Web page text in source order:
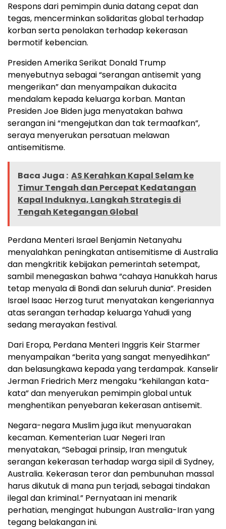
Respons dari pemimpin dunia datang cepat dan
tegas, mencerminkan solidaritas global terhadap
korban serta penolakan terhadap kekerasan
bermotif kebencian.
Presiden Amerika Serikat Donald Trump
menyebutnya sebagai “serangan antisemit yang
mengerikan” dan menyampaikan dukacita
mendalam kepada keluarga korban. Mantan
Presiden Joe Biden juga menyatakan bahwa
serangan ini “mengejutkan dan tak termaafkan”,
seraya menyerukan persatuan melawan
antisemitisme.
Baca Juga : AS Kerahkan Kapal Selam ke
Timur Tengah dan Percepat Kedatangan
Kapal Induknya, Langkah Strategis di
Tengah Ketegangan Global
Perdana Menteri Israel Benjamin Netanyahu
menyalahkan peningkatan antisemitisme di Australia
dan mengkritik kebijakan pemerintah setempat,
sambil menegaskan bahwa “cahaya Hanukkah harus
tetap menyala di Bondi dan seluruh dunia”. Presiden
Israel Isaac Herzog turut menyatakan kengeriannya
atas serangan terhadap keluarga Yahudi yang
sedang merayakan festival.
Dari Eropa, Perdana Menteri Inggris Keir Starmer
menyampaikan “berita yang sangat menyedihkan”
dan belasungkawa kepada yang terdampak. Kanselir
Jerman Friedrich Merz mengaku “kehilangan kata-
kata” dan menyerukan pemimpin global untuk
menghentikan penyebaran kekerasan antisemit.
Negara-negara Muslim juga ikut menyuarakan
kecaman. Kementerian Luar Negeri Iran
menyatakan, “Sebagai prinsip, Iran mengutuk
serangan kekerasan terhadap warga sipil di Sydney,
Australia. Kekerasan teror dan pembunuhan massal
harus dikutuk di mana pun terjadi, sebagai tindakan
ilegal dan kriminal.” Pernyataan ini menarik
perhatian, mengingat hubungan Australia-Iran yang
tegang belakangan ini.